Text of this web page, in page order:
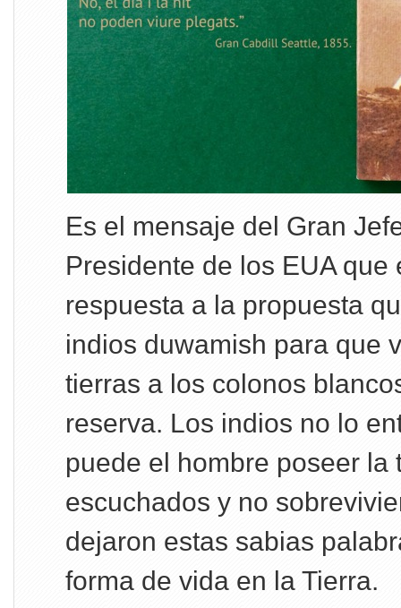
Es el mensaje del Gran
Presidente de los EUA que
respuesta a la propuesta
indios duwamish para que
tierras a los colonos
reserva. Los indios no lo
puede el hombre poseer la
escuchados y no
dejaron estas sabias
forma de vida en la Tierra.